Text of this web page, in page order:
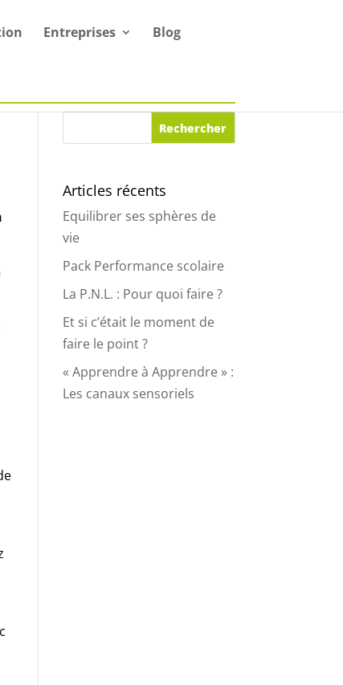
Entreprises Blog
Articles récents
Equilibrer ses sphères de
vie
Pack Performance scolaire
La P.N.L. : Pour quoi faire ?
Et si c’était le moment de
faire le point ?
« Apprendre à Apprendre » :
Les canaux sensoriels